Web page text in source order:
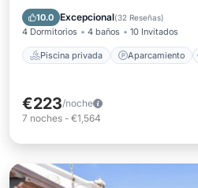
10.0 Excepcional(32 Reseñas)
4 Dormitorios 4 baños 10 Invitados
Piscina privada Aparcamiento
Piscina
Balcón/Terraza
€223/noche
7 noches - €1,564